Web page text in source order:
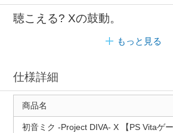
聴こえる? Xの鼓動。
もっと見る
仕様詳細
商品名
初音ミク ‐Project DIVA- X 【PS Vitaゲー